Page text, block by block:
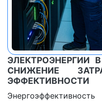
ЭЛЕКТРОЭНЕРГИИ
СНИЖЕНИЕ
ЭФФЕКТИВНОСТИ